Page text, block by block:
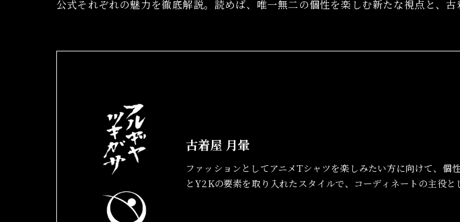
公式それぞれの魅力を徹底解説。読めば、唯一無二の個性を楽しむ新たな視点と、
古着屋 月暈
ファッションとしてアニメTシャツを楽しみたい方に向けて、個
とY2Kの要素を取り入れたスタイルで、コーディネートの主役と